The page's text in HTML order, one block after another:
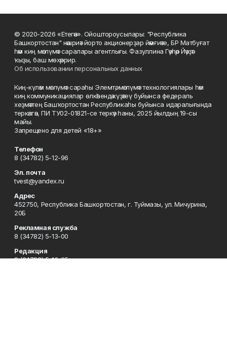
© 2020-2026 «Етегән». Ойоштороусылары: "Республика
Башкортостан" нәшриәт йорто акционерҙар йәмғиәте, БР Матбуғат
һәм киң мәғлүмәт саралары агентлығы. Фазуллина Гәүһәр Йәүҙәт
ҡыҙы, баш мөхәррир.
Об использовании персональных данных
Киң-күләм мәғлүмәт сараһы Элемтә, мәғлүмәт технологиялары һәм
киң коммуникациялар өлкәһендә күҙәтеү буйынса федераль
хеҙмәттең Башҡортостан Республикаһы буйынса идаралығында
теркәлгән, ПИ ТУ02-01821-се теркәү һаны, 2025 йылдың 19-сы
майы.
Запрещено для детей «18+»
Телефон
8 (34782) 5-12-96
Эл. почта
tvest@yandex.ru
Адрес
452750, Республика Башкортостан, г. Туймазы, ул. Мичурина,
20Б
Рекламная служба
8 (34782) 5-13-00
Редакция
8 (34782) 5-13-05